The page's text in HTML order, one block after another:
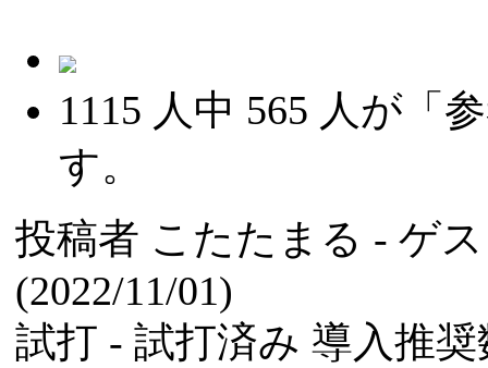
1115 人中 565 人が「
す。
投稿者 こたたまる - ゲ
(2022/11/01)
試打 - 試打済み 導入推